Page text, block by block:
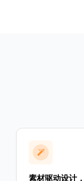
素材驱动设计